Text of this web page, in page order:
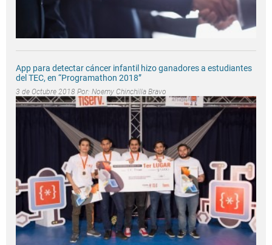
App para detectar cáncer infantil hizo ganadores a estudiantes
del TEC, en “Programathon 2018”
3 de Octubre 2018 Por: Noemy Chinchilla Bravo